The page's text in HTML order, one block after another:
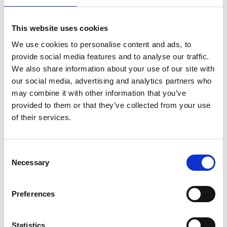
This website uses cookies
We use cookies to personalise content and ads, to
provide social media features and to analyse our traffic.
We also share information about your use of our site with
our social media, advertising and analytics partners who
may combine it with other information that you’ve
provided to them or that they’ve collected from your use
of their services.
Selection
Necessary
Preferences
Statistics
minutter
– 12 kopper kaffe på bare 7 minutter
Læs mere